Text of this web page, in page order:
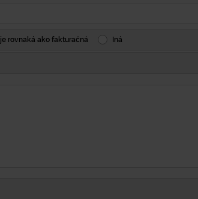
je rovnaká ako fakturačná Iná